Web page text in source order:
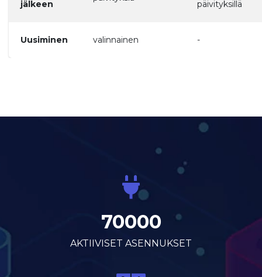
jälkeen
päivityksillä
Uusiminen valinnainen -
70000
AKTIIVISET ASENNUKSET